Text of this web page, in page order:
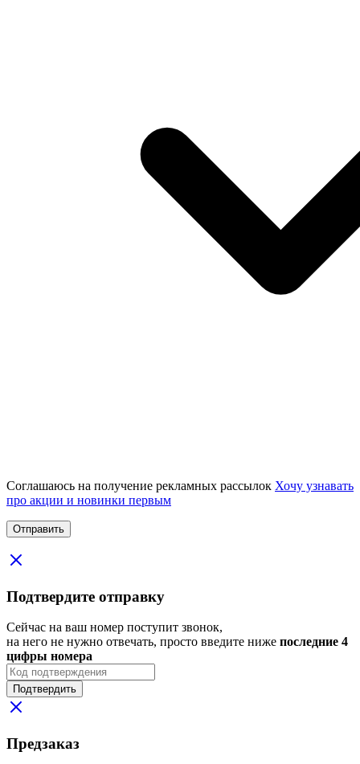
Соглашаюсь на получение рекламных рассылок Хочу узнавать
про акции и новинки первым
Подтвердите отправку
Сейчас на ваш номер поступит звонок,
на него не нужно отвечать, просто введите ниже последние 4
цифры номера
Подтвердить
Предзаказ